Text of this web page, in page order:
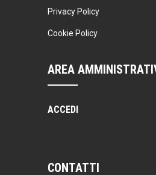
Privacy Policy
Cookie Policy
AREA
ACCEDI
CONTATTI